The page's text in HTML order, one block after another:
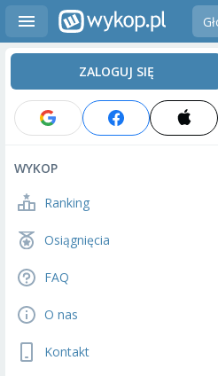
ZALOGUJ SIĘ
WYKOP
Ranking
Osiągnięcia
FAQ
O nas
Kontakt